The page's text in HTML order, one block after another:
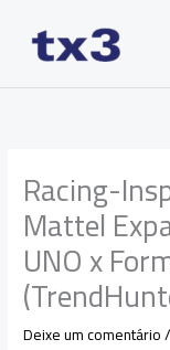
Racing-
Mattel
UNO x
Deixe um comentário